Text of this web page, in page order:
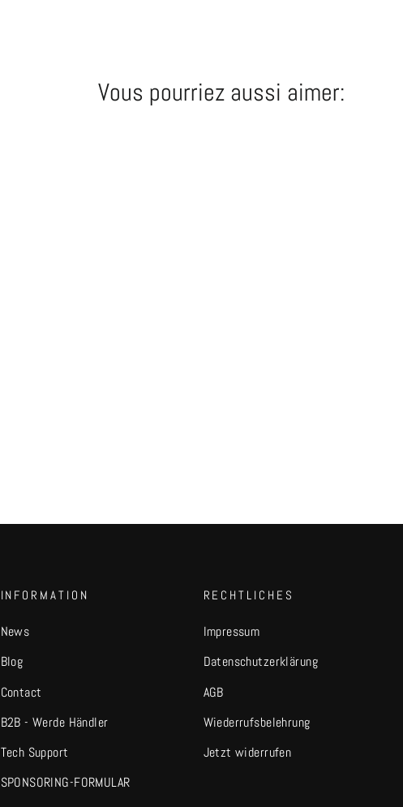
Vous pourriez aussi aimer:
INFORMATION
News
Blog
Contact
B2B - Werde Händler
Tech Support
SPONSORING-FORMULAR
RECHTLICHES
Impressum
Datenschutzerklärung
AGB
Wiederrufsbelehrung
Jetzt widerrufen